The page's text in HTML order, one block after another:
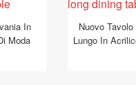
In
Moda
Nuovo
Lungo In